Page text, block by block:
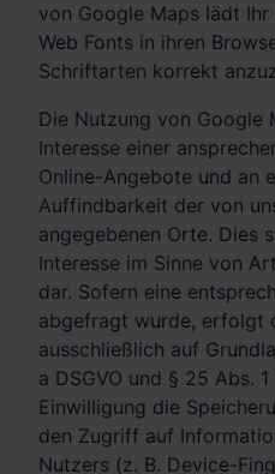
von Google Maps lädt
Web Fonts in ihren
Schriftarten korrekt
Die Nutzung von Google
Interesse einer
Online-Angebote und an
Auffindbarkeit der von
angegebenen Orte. Dies
Interesse im Sinne von
dar. Sofern eine
abgefragt wurde, erfolgt
ausschließlich auf
a DSGVO und § 25 Abs.
Einwilligung die
den Zugriff auf
Nutzers (z. B. Device-